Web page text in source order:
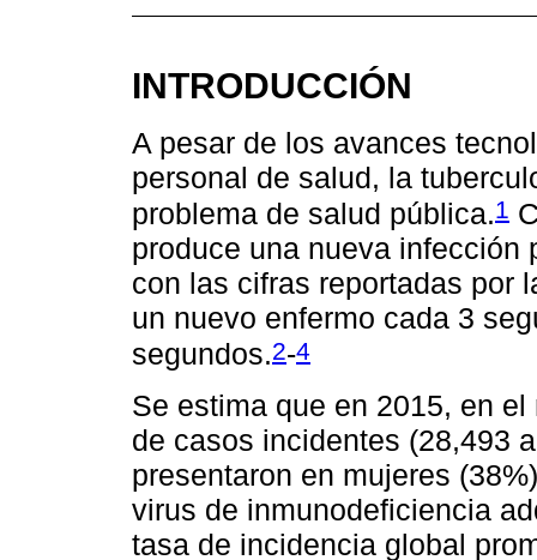
INTRODUCCIÓN
A pesar de los avances
personal de salud, la
problema de salud pública.1
produce una nueva infección
con las cifras reportadas por
un nuevo enfermo cada 3
segundos.2-4
Se estima que en 2015, en
de casos incidentes (28,493
presentaron en mujeres
virus de inmunodeficiencia
tasa de incidencia global